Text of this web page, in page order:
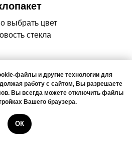
выбрать цвет
стекла
двери, Ваши
файлы и другие технологии для
работу с сайтом, Вы разрешаете
Вы всегда можете отключить файлы
Вашего браузера.
ОК